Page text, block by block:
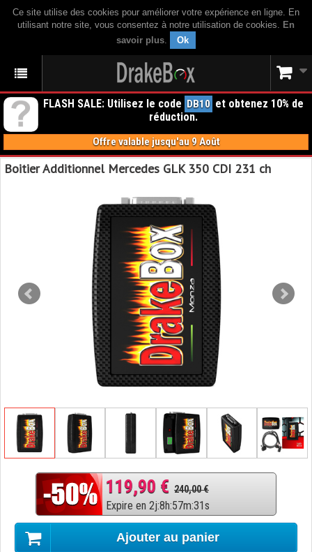
Ce site utilise des cookies pour améliorer votre expérience en ligne. En
utilisant notre site, vous consentez à notre utilisation de cookies. En
savoir plus. Ok
FLASH SALE: Utilisez le code DB10 et obtenez 10% de
réduction.
Offre valable jusqu'au 9 Août
Boitier Additionnel Mercedes GLK 350 CDI 231 ch
119,90 € 240,00 €
Expire en 2j:8h:57m:30s
Ajouter au panier